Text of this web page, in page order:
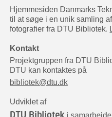
Hjemmesiden Danmarks
til at søge i en unik samling
fotografier fra DTU Bibliotek.
Kontakt
Projektgruppen fra DTU
DTU kan kontaktes på
bibliotek@dtu.dk
Udviklet af
DTU Bibliotek i